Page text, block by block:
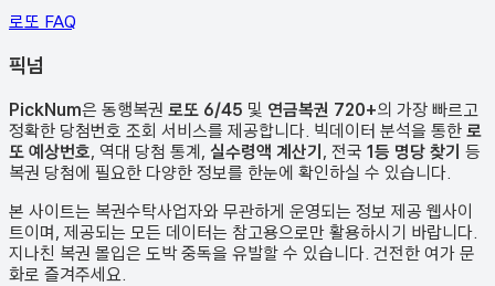
로또 FAQ
픽넘
PickNum은 동행복권 로또 6/45 및 연금복권 720+의 가장 빠르고
정확한 당첨번호 조회 서비스를 제공합니다. 빅데이터 분석을 통한 로
또 예상번호, 역대 당첨 통계, 실수령액 계산기, 전국 1등 명당 찾기 등
복권 당첨에 필요한 다양한 정보를 한눈에 확인하실 수 있습니다.
본 사이트는 복권수탁사업자와 무관하게 운영되는 정보 제공 웹사이
트이며, 제공되는 모든 데이터는 참고용으로만 활용하시기 바랍니다.
지나친 복권 몰입은 도박 중독을 유발할 수 있습니다. 건전한 여가 문
화로 즐겨주세요.